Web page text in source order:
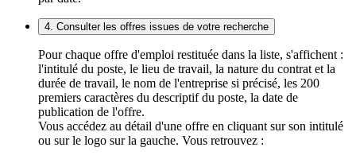
4. Consulter les offres issues de votre recherche
Pour chaque offre d'emploi restituée dans la liste, s'affichent :
l'intitulé du poste, le lieu de travail, la nature du contrat et la
durée de travail, le nom de l'entreprise si précisé, les 200
premiers caractères du descriptif du poste, la date de
publication de l'offre.
Vous accédez au détail d'une offre en cliquant sur son intitulé
ou sur le logo sur la gauche. Vous retrouvez :